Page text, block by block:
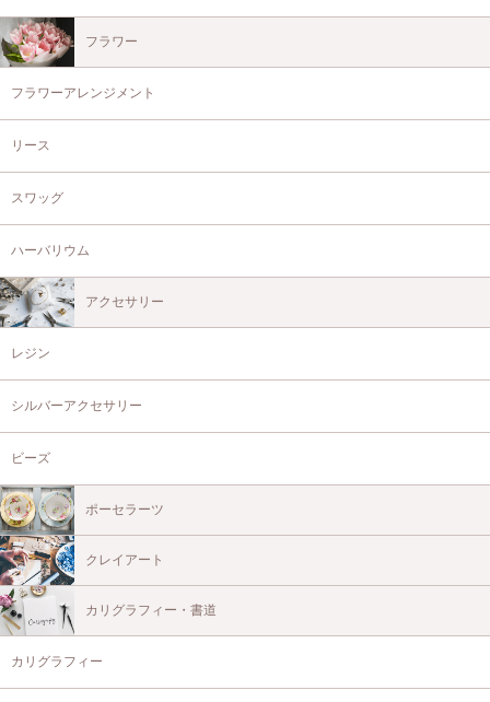
フラワー
フラワーアレンジメント
リース
スワッグ
ハーバリウム
アクセサリー
レジン
シルバーアクセサリー
ビーズ
ポーセラーツ
クレイアート
カリグラフィー・書道
カリグラフィー